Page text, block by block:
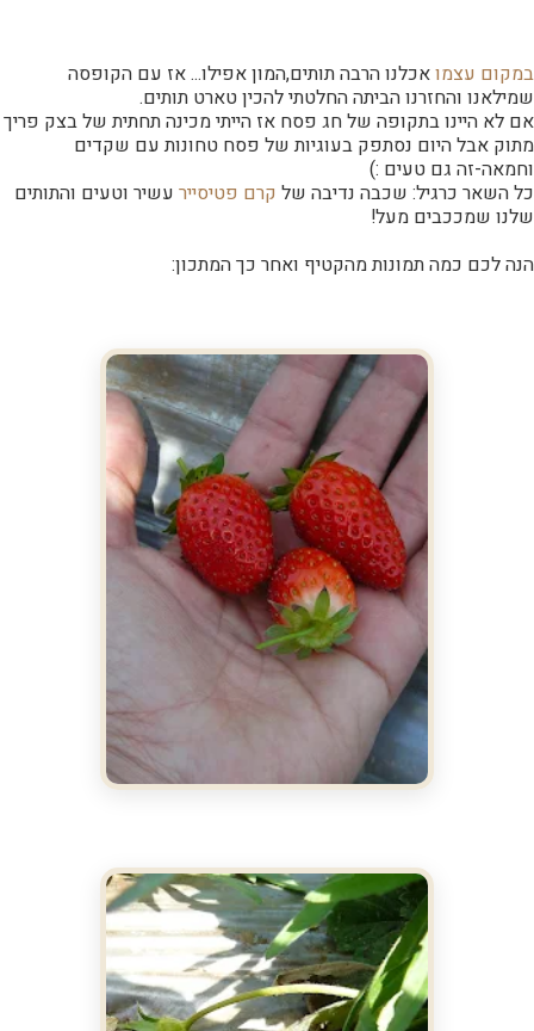
במקום עצמואכלנו הרבה תותים,המון אפילו... אז עם הקופסה
שמילאנו והחזרנו הביתה החלטתי להכין טארט תותים.
אם לא היינו בתקופה של חג פסח אז הייתי מכינה תחתית של בצק פריך
מתוק אבל היום נסתפק בעוגיות של פסח טחונות עם שקדים
וחמאה-זה גם טעים :)
כל השאר כרגיל: שכבה נדיבה של קרם פטיסייר עשיר וטעים והתותים
שלנו שמככבים מעל!
הנה לכם כמה תמונות מהקטיף ואחר כך המתכון: